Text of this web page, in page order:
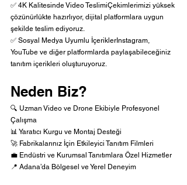
✅ 4K Kalitesinde Video TeslimiÇekimlerimizi yüksek
çözünürlükte hazırlıyor, dijital platformlara uygun
şekilde teslim ediyoruz.
✅ Sosyal Medya Uyumlu İçeriklerInstagram,
YouTube ve diğer platformlarda paylaşabileceğiniz
tanıtım içerikleri oluşturuyoruz.
Neden Biz?
🔍 Uzman Video ve Drone Ekibiyle Profesyonel
Çalışma
📊 Yaratıcı Kurgu ve Montaj Desteği
🚀 Fabrikalarınız İçin Etkileyici Tanıtım Filmleri
💼 Endüstri ve Kurumsal Tanıtımlara Özel Hizmetler
📍 Adana’da Bölgesel ve Yerel Deneyim